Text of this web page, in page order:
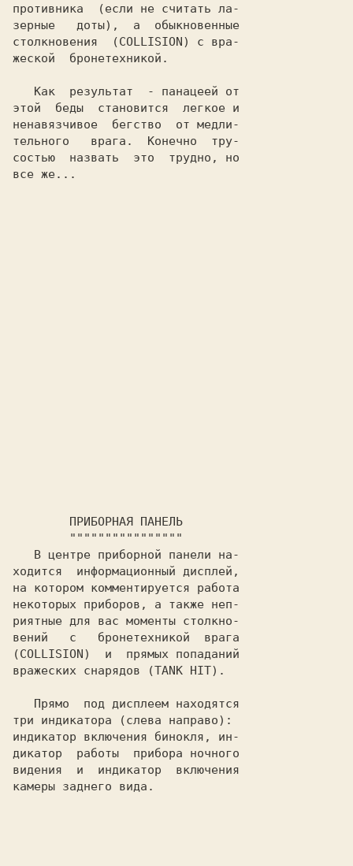
противника  (если не считать ла-
зерные   доты),  а  обыкновенные
столкновения  (COLLISION) с вра-
жеской  бронетехникой.
этой  беды  становится  легкое и
ненавязчивое  бегство  от медли-
тельного   врага.  Конечно  тру-
состью  назвать  это  трудно, но
все же...
ходится  информационный дисплей,
на котором комментируется работа
некоторых приборов, а также неп-
риятные для вас моменты столкно-
вений   с   бронетехникой  врага
(COLLISION)  и  прямых попаданий
вражеских снарядов (TANK HIT).
три индикатора (слева направо):
индикатор включения бинокля, ин-
дикатор  работы  прибора ночного
видения  и  индикатор  включения
камеры заднего вида.